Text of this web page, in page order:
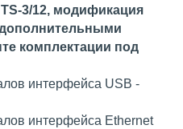
3/12, модификация
комплектации под
интерфейса USB -
интерфейса Ethernet